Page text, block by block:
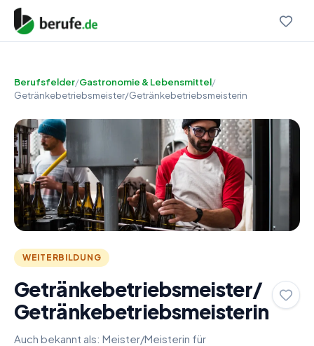
Berufsfelder/Gastronomie & Lebensmittel/
Getränkebetriebsmeister/Getränkebetriebsmeisterin
WEITERBILDUNG
Getränkebetriebsmeister/
Getränkebetriebsmeisterin
Auch bekannt als: Meister/Meisterin für